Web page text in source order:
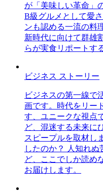
が「美味しい革命」
B級グルメとして愛
ンも認める一流の料
新時代に向けて群雄
らが実食リポートす
ビジネス ストーリー
ビジネスの第一線で
画です。時代をリー
す、ユニークな視点
ど、混迷する未来に
スピープルを取材し
したのか？ 人知れ
ど、ここでしか読め
お届けします。